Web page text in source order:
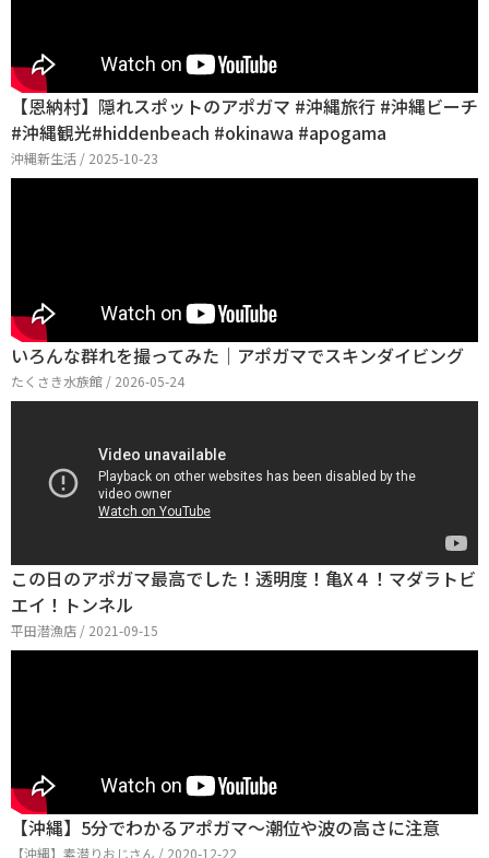
【恩納村】隠れスポットのアポガマ #沖縄旅行 #沖縄ビーチ
#沖縄観光#hiddenbeach #okinawa #apogama
沖縄新生活 / 2025-10-23
いろんな群れを撮ってみた｜アポガマでスキンダイビング
たくさき水族館 / 2026-05-24
この日のアポガマ最高でした！透明度！亀X４！マダラトビ
エイ！トンネル
平田潜漁店 / 2021-09-15
【沖縄】5分でわかるアポガマ〜潮位や波の高さに注意
【沖縄】素潜りおじさん / 2020-12-22